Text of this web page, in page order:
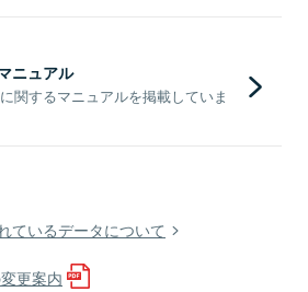
ニュアル
関するマニュアルを掲載していま
ているデータについて
更案内